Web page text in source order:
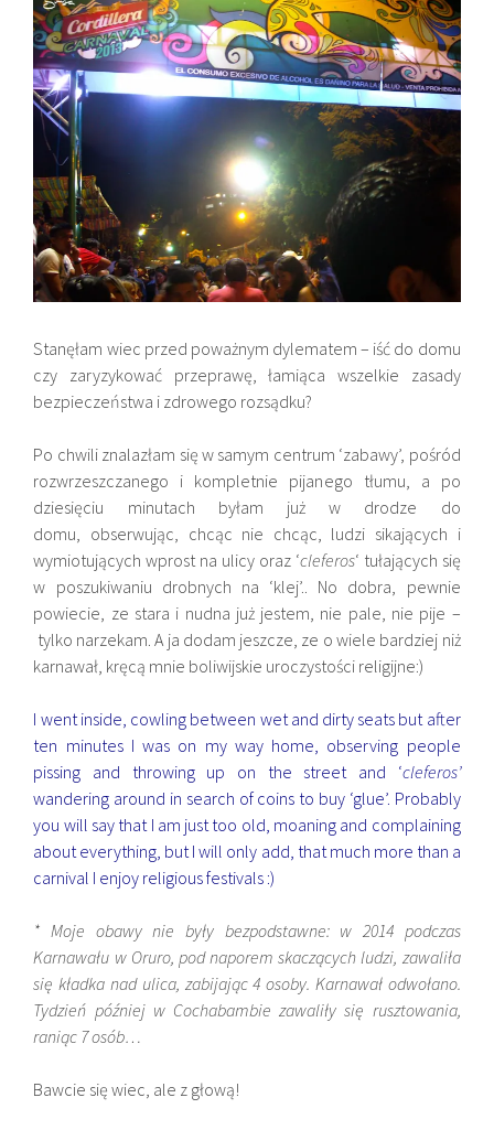
Stanęłam wiec przed poważnym dylematem – iść do domu
czy zaryzykować przeprawę, łamiąca wszelkie zasady
bezpieczeństwa i zdrowego rozsądku?
Po chwili znalazłam się w samym centrum ‘zabawy’, pośród
rozwrzeszczanego i kompletnie pijanego tłumu, a po
dziesięciu minutach byłam już w drodze do
domu, obserwując, chcąc nie chcąc, ludzi sikających i
wymiotujących wprost na ulicy oraz ‘cleferos‘ tułających się
w poszukiwaniu drobnych na ‘klej’.. No dobra, pewnie
powiecie, ze stara i nudna już jestem, nie pale, nie pije –
tylko narzekam. A ja dodam jeszcze, ze o wiele bardziej niż
karnawał, kręcą mnie boliwijskie uroczystości religijne:)
I went inside, cowling between wet and dirty seats but after
ten minutes I was on my way home, observing people
pissing and throwing up on the street and ‘cleferos’
wandering around in search of coins to buy ‘glue’. Probably
you will say that I am just too old, moaning and complaining
about everything, but I will only add, that much more than a
carnival I enjoy religious festivals :)
* Moje obawy nie były bezpodstawne: w 2014 podczas
Karnawału w Oruro, pod naporem skaczących ludzi, zawaliła
się kładka nad ulica, zabijając 4 osoby. Karnawał odwołano.
Tydzień później w Cochabambie zawaliły się rusztowania,
raniąc 7 osób…
Bawcie się wiec, ale z głową!